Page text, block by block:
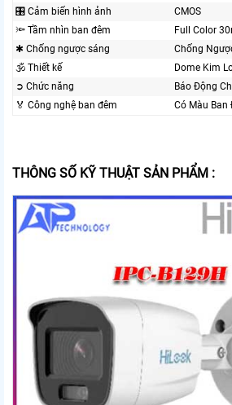
🎛 Cảm biến hình ảnh
CMOS
🔦 Tầm nhìn ban đêm
Full Color
✱ Chống ngược sáng
Chống
🕉️ Thiết kế
Dome Kim
➲ Chức năng
Báo Động
️🏅️ Công nghệ ban đêm
Có Màu Ban
THÔNG SỐ KỸ THUẬT SẢN PHẨM :